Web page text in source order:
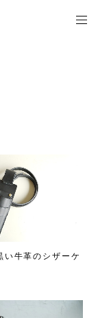
い牛革のシザーケ